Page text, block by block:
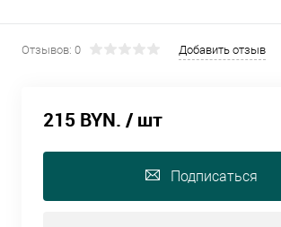
Отзывов: 0 Добавить отзыв
215 BYN. / шт
Подписаться